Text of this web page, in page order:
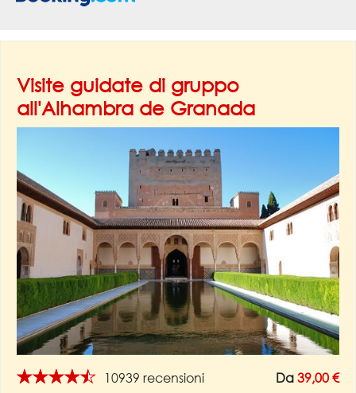
Visite guidate di gruppo
all'Alhambra de Granada
★★★★★ 10939 recensioni Da 39,00 €